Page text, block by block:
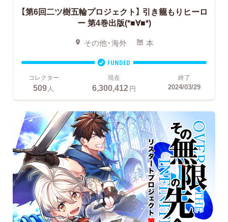
【第6回二ツ樹五輪プロジェクト】 引き籠もりヒーロ
ー 第4巻出版(*■∀■*)
その他・海外 本
FUNDED
コレクター
509人
現在
6,300,412円
終了
2024/03/29